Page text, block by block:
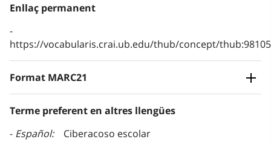
Enllaç permanent
https://vocabularis.crai.ub.edu/thub/concept/
Format MARC21
Terme preferent en altres llengües
Español
Ciberacoso escolar